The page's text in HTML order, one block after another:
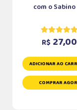
com o Sabino
R$ 27,00
ADICIONAR AO
COMPRAR